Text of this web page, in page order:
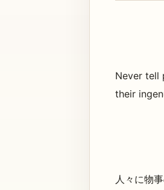
Never tell
their
人々に物